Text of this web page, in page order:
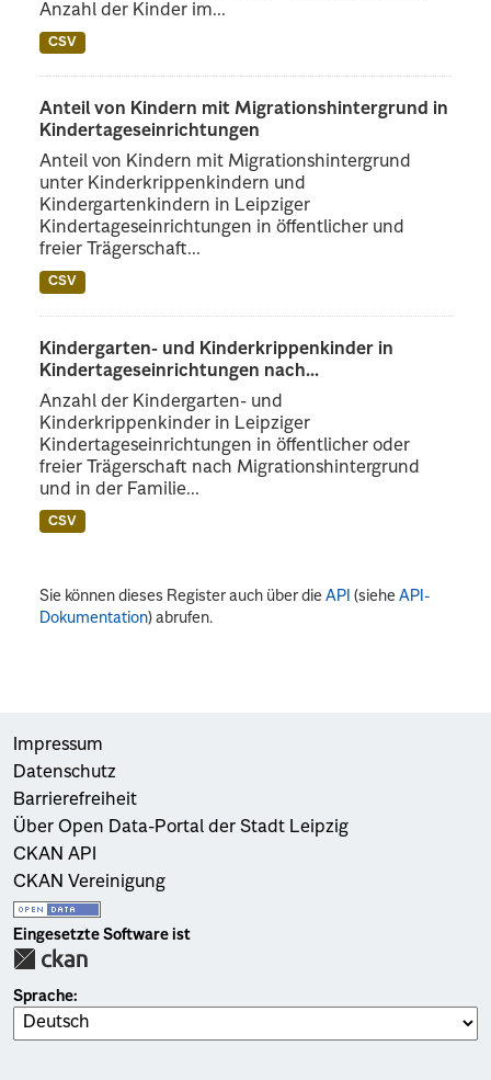
Anzahl der Kinder im...
CSV
Anteil von Kindern mit Migrationshintergrund in
Kindertageseinrichtungen
Anteil von Kindern mit Migrationshintergrund
unter Kinderkrippenkindern und
Kindergartenkindern in Leipziger
Kindertageseinrichtungen in öffentlicher und
freier Trägerschaft...
CSV
Kindergarten- und Kinderkrippenkinder in
Kindertageseinrichtungen nach...
Anzahl der Kindergarten- und
Kinderkrippenkinder in Leipziger
Kindertageseinrichtungen in öffentlicher oder
freier Trägerschaft nach Migrationshintergrund
und in der Familie...
CSV
Sie können dieses Register auch über dieAPI (sieheAPI-
Dokumentation) abrufen.
Impressum
Datenschutz
Barrierefreiheit
Über Open Data-Portal der Stadt Leipzig
CKAN API
CKAN Vereinigung
Eingesetzte Software ist
Sprache